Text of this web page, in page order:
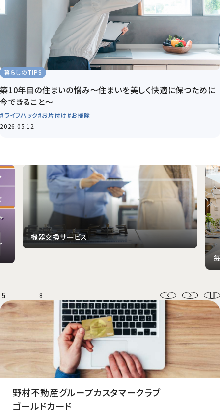
暮らしのTIPS
築10年目の住まいの悩み～住まいを美しく快適に保つために
今できること～
#ライフハック#お片付け#お掃除
2026.05.12
機器交換サービス
5 8
野村不動産グループカスタマークラブ
ゴールドカード